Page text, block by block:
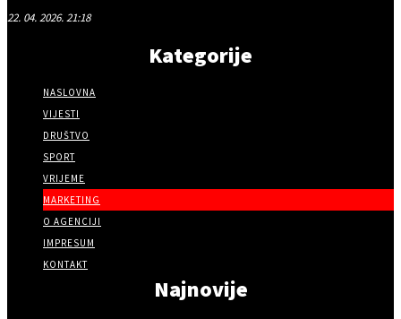
22. 04. 2026. 21:18
Kategorije
NASLOVNA
VIJESTI
DRUŠTVO
SPORT
VRIJEME
MARKETING
O AGENCIJI
IMPRESUM
KONTAKT
Najnovije